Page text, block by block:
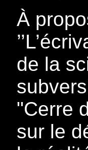
À
de la
"Cerre
sur le